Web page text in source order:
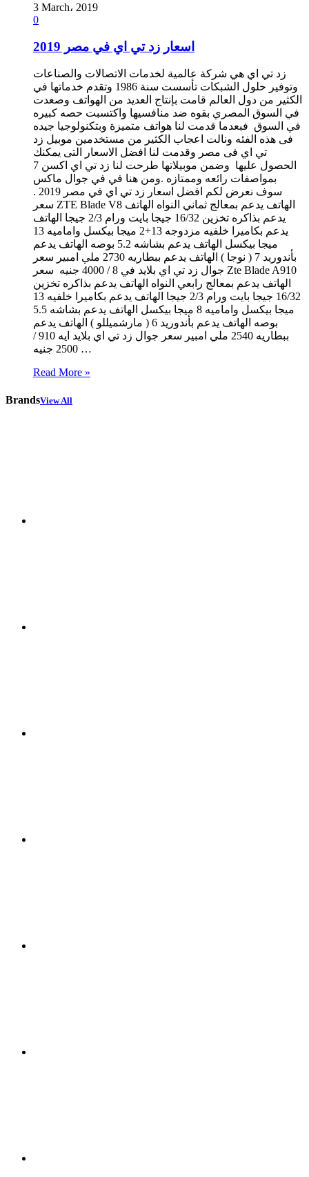
3 March، 2019
0
اسعار زد تي اي في مصر 2019
زد تي اي هي شركة عالمية لخدمات الاتصالات والصناعات
وتوفير حلول الشبكات تأسست سنة 1986 وتقدم خدماتها في
الكثير من دول العالم قامت بإنتاج العديد من الهواتف وصعدت
في السوق المصري بقوه ضد منافسيها واكتسبت حصه كبيره
في السوق فبعدما قدمت لنا هواتف متميزة وبتكنولوجيا جيده
فى هذه الفئه ونالت اعجاب الكثير من مستخدمين موبيل زد
تي اي فى مصر وقدمت لنا افضل الاسعار التى يمكنك
الحصول عليها وضمن موبيلاتها طرحت لنا زد تي اي اكسن 7
بمواصفات رائعه وممتازه .ومن هنا في في جوال ماكس
سوف نعرض لكم افضل اسعار زد تي اي في مصر 2019 .
سعر ZTE Blade V8 الهاتف يدعم بمعالج ثماني النواه الهاتف
يدعم بذاكره تخزين 16/32 جيجا بايت ورام 2/3 جيجا الهاتف
يدعم بكاميرا خلفيه مزدوجه 13+2 ميجا بيكسل واماميه 13
ميجا بيكسل الهاتف يدعم بشاشه 5.2 بوصه الهاتف يدعم
بأندوريد 7 ( نوجا ) الهاتف يدعم ببطاريه 2730 ملي امبير سعر
جوال زد تي اي بلايد في 8 / 4000 جنيه سعر Zte Blade A910
الهاتف يدعم بمعالج رابعي النواه الهاتف يدعم بذاكره تخزين
16/32 جيجا بايت ورام 2/3 جيجا الهاتف يدعم بكاميرا خلفيه 13
ميجا بيكسل واماميه 8 ميجا بيكسل الهاتف يدعم بشاشه 5.5
بوصه الهاتف يدعم بأندوريد 6 ( مارشميللو ) الهاتف يدعم
ببطاريه 2540 ملي امبير سعر جوال زد تي اي بلايد ايه 910 /
2500 جنيه …
Read More »
BrandsView All